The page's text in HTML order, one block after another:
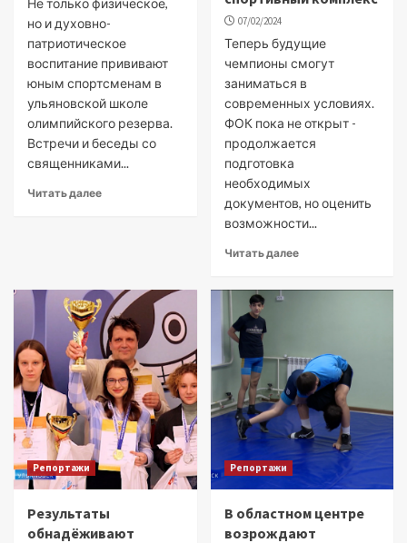
Не только физическое,
но и духовно-
патриотическое
воспитание прививают
юным спортсменам в
ульяновской школе
олимпийского резерва.
Встречи и беседы со
священниками...
Читать далее
07/02/2024
Теперь будущие
чемпионы смогут
заниматься в
современных условиях.
ФОК пока не открыт -
продолжается
подготовка
необходимых
документов, но оценить
возможности...
Читать далее
Репортажи
Результаты
обнадёживают
Репортажи
В областном центре
возрождают